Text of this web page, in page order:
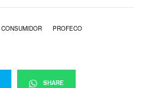
CONSUMIDOR PROFECO
SHARE